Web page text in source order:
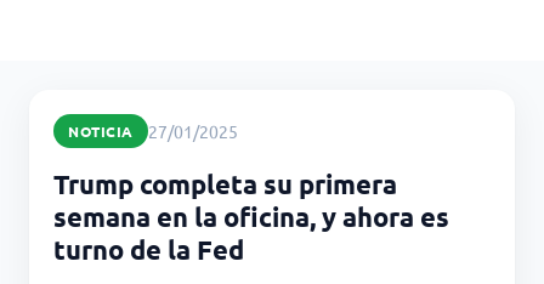
NOTICIA 27/01/2025
Trump completa su primera
semana en la oficina, y ahora es
turno de la Fed